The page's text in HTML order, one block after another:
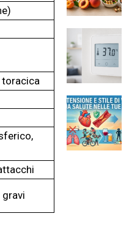
toracica